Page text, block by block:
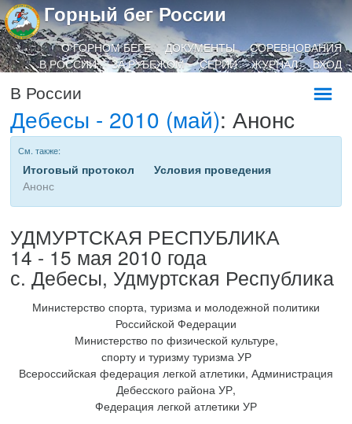
Горный бег России
О ГОРНОМ БЕГЕ ДОКУМЕНТЫ
СОРЕВНОВАНИЯ
В РОССИИ
ЗА РУБЕЖОМ СЕРИИ ЖУРНАЛ ВХОД
В России
Дебесы - 2010 (май): Анонс
См. также:
Итоговый протокол
Условия проведения
Анонс
УДМУРТСКАЯ РЕСПУБЛИКА
14 - 15 мая 2010 года
с. Дебесы, Удмуртская Республика
Министерство спорта, туризма и молодежной политики
Российской Федерации
Министерство по физической культуре,
спорту и туризму туризма УР
Всероссийская федерация легкой атлетики, Администрация
Дебесского района УР,
Федерация легкой атлетики УР